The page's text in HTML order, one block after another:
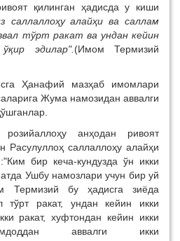
қилинган ҳадисда у киши
саллаллоҳу алайҳи ва саллам
тўрт ракат ва ундан кейин
эдилар". (Имом Термизий
Ҳанафий мазҳаб имомлари
Жума намозидан аввалги
анҳодан ривоят
Расулуллоҳ саллаллоҳу алайҳи
бир кеча-кундузда ўн икки
Ушбу намозлари учун бир уй
Термизий бу ҳадисга зиёда
тўрт ракат, ундан кейин икки
ракат, хуфтондан кейин икки
аввалги икки